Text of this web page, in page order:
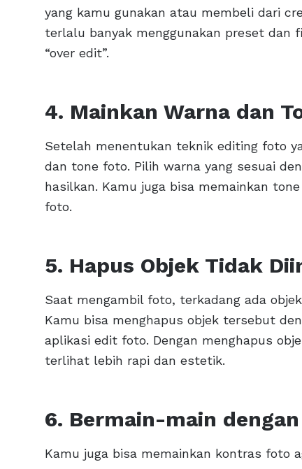
yang kamu gunakan atau membeli dari
terlalu banyak menggunakan preset dan
“over edit”.
4. Mainkan Warna dan
Setelah menentukan teknik editing foto
dan tone foto. Pilih warna yang sesuai
hasilkan. Kamu juga bisa memainkan
foto.
5. Hapus Objek Tidak
Saat mengambil foto, terkadang ada
Kamu bisa menghapus objek tersebut
aplikasi edit foto. Dengan menghapus
terlihat lebih rapi dan estetik.
6. Bermain-main
Kamu juga bisa memainkan kontras foto